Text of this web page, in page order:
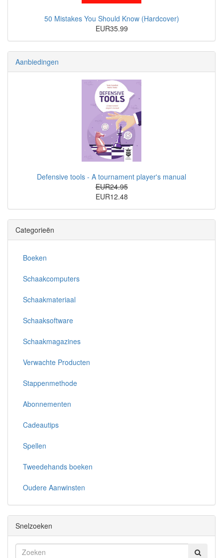
50 Mistakes You Should Know (Hardcover)
EUR35.99
Aanbiedingen
Defensive tools - A tournament player's manual
EUR24.95
EUR12.48
Categorieën
Boeken
Schaakcomputers
Schaakmateriaal
Schaaksoftware
Schaakmagazines
Verwachte Producten
Stappenmethode
Abonnementen
Cadeautips
Spellen
Tweedehands boeken
Oudere Aanwinsten
Snelzoeken